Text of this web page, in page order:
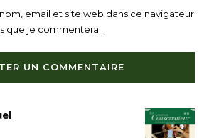
email et site web dans ce navigateur
que je commenterai.